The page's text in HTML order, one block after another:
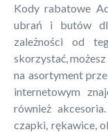
Kody rabatowe
ubrań i butów
zależności od
skorzystać,
na asortyment
internetowym
również
czapki, rękawice,